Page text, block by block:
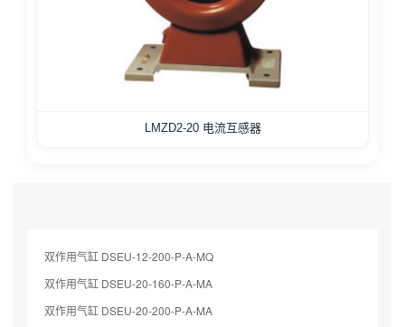
LMZD2-20 电流互感器
双作用气缸 DSEU-12-200-P-A-MQ
双作用气缸 DSEU-20-160-P-A-MA
双作用气缸 DSEU-20-200-P-A-MA